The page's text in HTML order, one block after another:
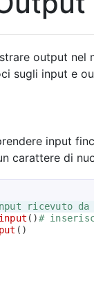
output
sugli input e
input
carattere di
ricevuto
( )#
( )